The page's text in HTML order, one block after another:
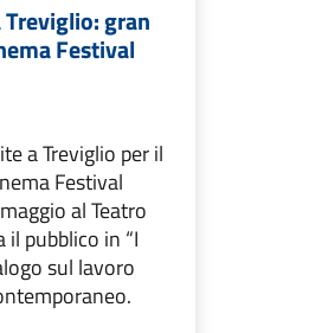
gran
Festival
a Treviglio per il
Festival
al Teatro
pubblico in “I
sul lavoro